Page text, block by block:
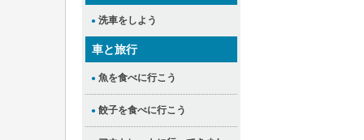
● 洗車をしよう
車と旅行
● 魚を食べに行こう
● 餃子を食べに行こう